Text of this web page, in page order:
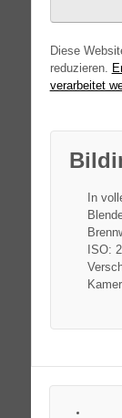
Diese
reduzieren.
verarbeitet
In
ISO: